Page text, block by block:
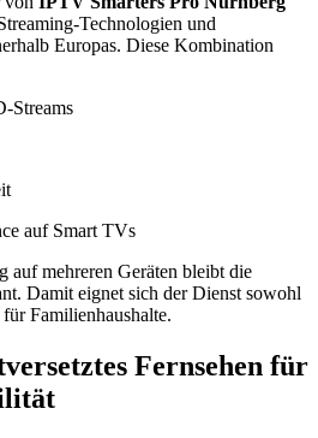
Technologien und
Europas. Diese Kombination
Streams
auf Smart TVs
auf mehreren Geräten bleibt die
Damit eignet sich der Dienst sowohl
Familienhaushalte.
Fernsehen für